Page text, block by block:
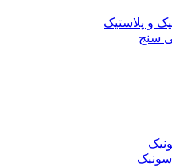
و پلاستیک
سنج